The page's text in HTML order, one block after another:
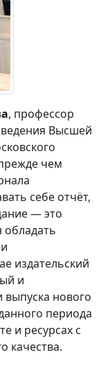
, профессор
Высшей
чем
себе отчёт,
— это
издательский
и
нового
периода
и ресурсах с
качества.